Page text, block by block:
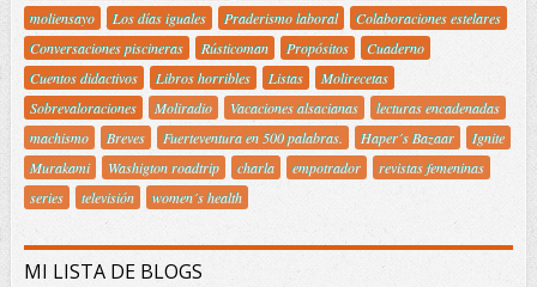
moliensayo
Los días iguales Praderismo laboral
Colaboraciones estelares
Conversaciones piscineras
Rústicoman Propósitos
Cuaderno
Cuentos didactivos
Libros horribles Listas
Molirecetas
Sobrevaloraciones
Moliradio Vacaciones alsacianas
lecturas encadenadas
machismo
Breves Fuerteventura en 500 palabras. Haper´s Bazaar
Ignite
Murakami
Washigton roadtrip charla empotrador
revistas femeninas
series
televisión women´s health
MI LISTA DE BLOGS